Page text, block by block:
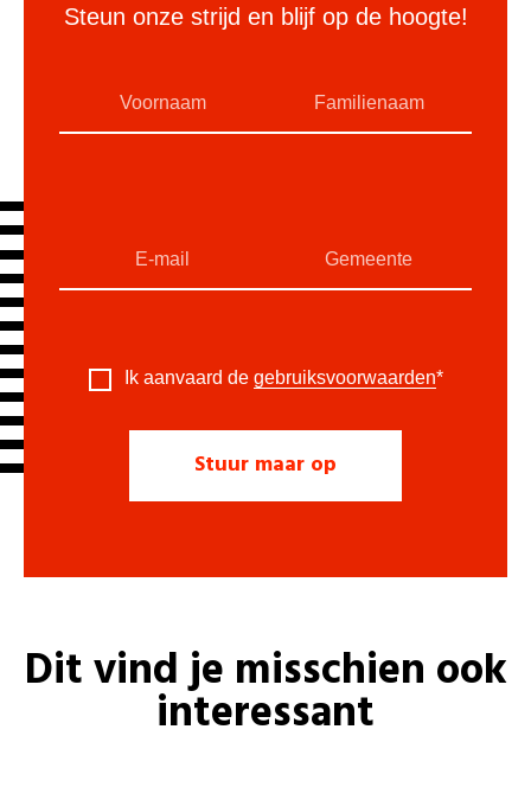
Steun onze strijd en blijf op de hoogte!
Ik aanvaard de gebruiksvoorwaarden*
Dit vind je misschien ook
interessant